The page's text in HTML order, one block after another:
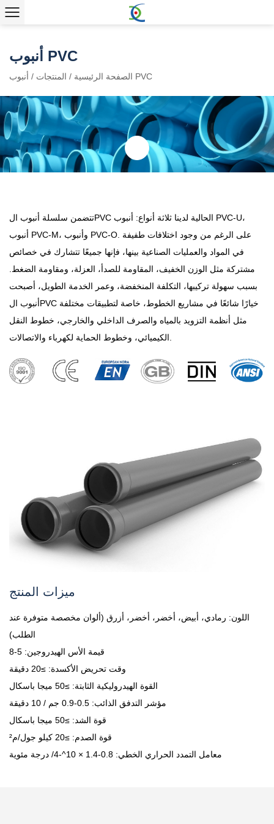
أنبوب PVC
الصفحة الرئيسية / المنتجات / أنبوب PVC
تتضمن سلسلة أنبوب الPVC الحالية لدينا ثلاثة أنواع: أنبوب PVC-U،
أنبوب PVC-M، وأنبوب PVC-O. على الرغم من وجود اختلافات طفيفة
في المواد والعمليات الصناعية بينها، فإنها جميعًا تتشارك في خصائص
مشتركة مثل الوزن الخفيف، المقاومة للصدأ، العزلة، ومقاومة الضغط.
بسبب سهولة تركيبها، التكلفة المنخفضة، وعمر الخدمة الطويل، أصبحت
أنبوب الPVC خيارًا شائعًا في مشاريع الخطوط، خاصة لتطبيقات مختلفة
مثل أنظمة التزويد بالمياه والصرف الداخلي والخارجي، خطوط النقل
ميزات المنتج
اللون: رمادي، أبيض، أخضر، أخضر، أزرق (ألوان مخصصة متوفرة عند
الطلب)
قيمة الأس الهيدروجين: 5-8
وقت تحريض الأكسدة: ≥20 دقيقة
القوة الهيدروليكية الثابتة: ≥50 ميجا باسكال
مؤشر التدفق الذائب: 0.5-0.9 جم / 10 دقيقة
قوة الشد: ≥50 ميجا باسكال
قوة الصدم: ≥20 كيلو جول/م²
معامل التمدد الحراري الخطي: 0.8-1.4 × 10^-4/ درجة مئوية